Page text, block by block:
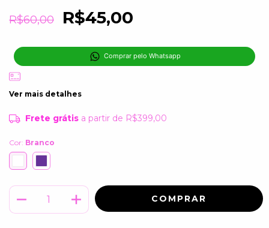
R$60,00 R$45,00
Comprar pelo Whatsapp
Ver mais detalhes
Frete grátis a partir de R$399,00
Cor: Branco